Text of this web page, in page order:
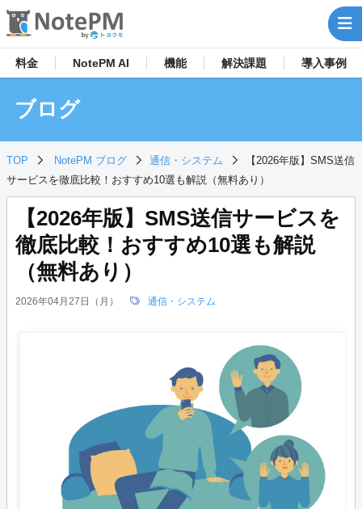
料金 NotePM AI 機能 解決課題 導入事例
ブログ
TOP NotePM ブログ 通信・システム
【2026年版】SMS送信
サービスを徹底比較！おすすめ10選も解説（無料あり）
【2026年版】SMS送信サービスを
徹底比較！おすすめ10選も解説
（無料あり）
2026年04月27日（月） 通信・システム